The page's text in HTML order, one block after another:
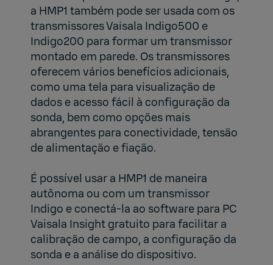
a HMP1 também pode ser usada com os
transmissores Vaisala Indigo500 e
Indigo200 para formar um transmissor
montado em parede. Os transmissores
oferecem vários benefícios adicionais,
como uma tela para visualização de
dados e acesso fácil à configuração da
sonda, bem como opções mais
abrangentes para conectividade, tensão
de alimentação e fiação.
É possível usar a HMP1 de maneira
autônoma ou com um transmissor
Indigo e conectá-la ao software para PC
Vaisala Insight gratuito para facilitar a
calibração de campo, a configuração da
sonda e a análise do dispositivo.